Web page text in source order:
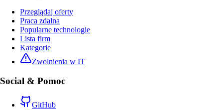
Przeglądaj oferty
Praca zdalna
Popularne technologie
Lista firm
Kategorie
Zwolnienia w IT
Social & Pomoc
GitHub